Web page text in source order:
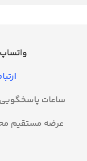
ساعات پاسخگویی
عرضه مستقیم